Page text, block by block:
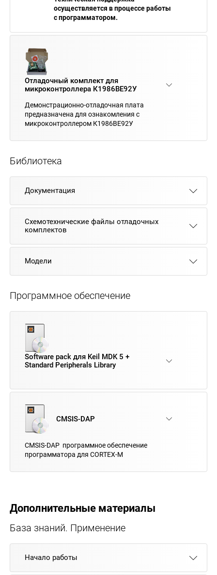
осуществляется в процессе работы
с программатором.
Отладочный комплект для
микроконтроллера К1986ВЕ92У
Демонстрационно-отладочная плата
предназначена для ознакомления с
микроконтроллером К1986ВЕ92У
Библиотека
Документация
Схемотехнические файлы отладочных
комплектов
Модели
Программное обеспечение
Software pack для Keil MDK 5 +
Standard Peripherals Library
CMSIS-DAP
CMSIS-DAP программное обеспечение
программатора для CORTEX-M
Дополнительные материалы
База знаний. Применение
Начало работы